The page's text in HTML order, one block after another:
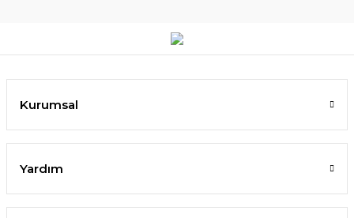
Kurumsal
Yardım